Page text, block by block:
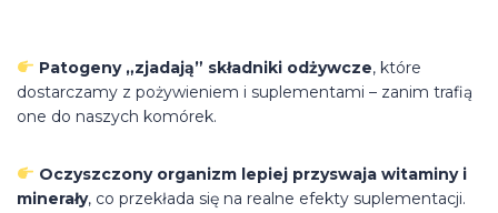
Patogeny „zjadają” składniki odżywcze, które
dostarczamy z pożywieniem i suplementami – zanim trafią
one do naszych komórek.
Oczyszczony organizm lepiej przyswaja witaminy i
minerały, co przekłada się na realne efekty suplementacji.